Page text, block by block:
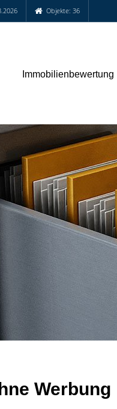
Objekte: 36
Immobilienbewertung
Werbung